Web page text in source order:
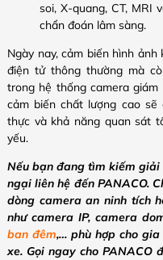
soi, X-quang, CT, MRI
chẩn đoán lâm sàng.
Ngày nay, cảm biến hình
điện tử thông thường mà
trong hệ thống camera
cảm biến chất lượng cao
thực và khả năng quan sát
yếu.
Nếu bạn đang tìm kiếm
ngại liên hệ đến PANACO.
dòng camera an ninh tích
như camera IP, camera
ban đêm,… phù hợp cho
xe. Gọi ngay cho PANACO